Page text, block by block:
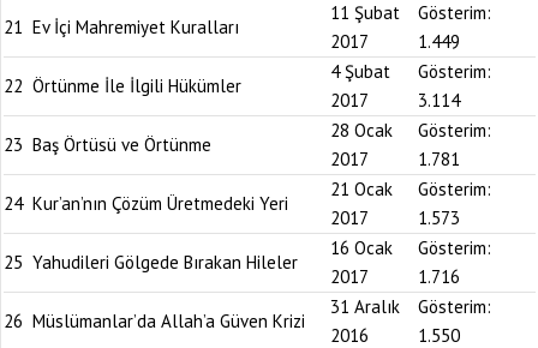
21 Ev İçi Mahremiyet Kuralları
11 Şubat
2017
Gösterim:
1.449
22 Örtünme İle İlgili Hükümler
4 Şubat
2017
Gösterim:
3.114
23 Baş Örtüsü ve Örtünme
28 Ocak
2017
Gösterim:
1.781
24 Kur’an’nın Çözüm Üretmedeki Yeri
21 Ocak
2017
Gösterim:
1.573
25 Yahudileri Gölgede Bırakan Hileler
16 Ocak
2017
Gösterim:
1.716
26 Müslümanlar’da Allah’a Güven Krizi
31 Aralık
2016
Gösterim:
1.550